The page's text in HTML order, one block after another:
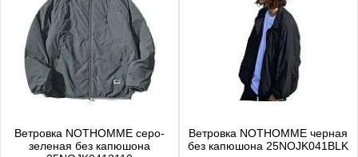
Ветровка NOTHOMME серо-
зеленая без капюшона
Ветровка NOTHOMME черная
без капюшона 25NOJK041BLK